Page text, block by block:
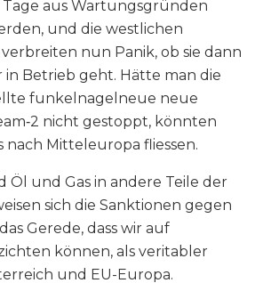
aus Wartungsgründen
und die westlichen
nun Panik, ob sie dann
Betrieb geht. Hätte man die
funkelnagelneue neue
nicht gestoppt, könnten
nach Mitteleuropa fliessen.
Öl und Gas in andere Teile der
sich die Sanktionen gegen
Gerede, dass wir auf
können, als veritabler
und EU-Europa.